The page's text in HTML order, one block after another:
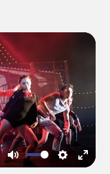
Mute SettingsEnter